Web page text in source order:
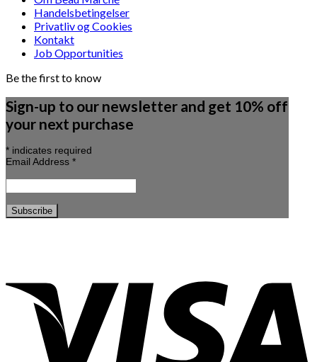
Handelsbetingelser
Privatliv og Cookies
Kontakt
Job Opportunities
Be the first to know
Sign-up to our newsletter and get 10% off
your next purchase
* indicates required
Email Address *